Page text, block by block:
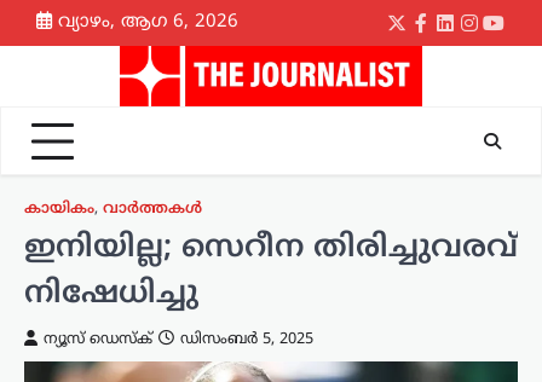
Skip
to
വ്യാഴം, ആഗ 6, 2026
Twitter
Facebook
LinkedIn
കായികം, വാർത്തകൾ
ഇനിയില്ല; സെറീന തിരിച്ചുവരവ്
നിഷേധിച്ചു
ന്യൂസ് ഡെസ്ക് ഡിസംബർ 5, 2025